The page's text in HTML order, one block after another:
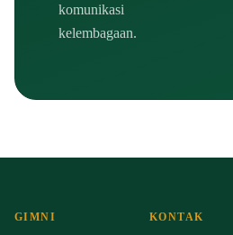
komunikasi
kelembagaan.
GIMNI KONTAK